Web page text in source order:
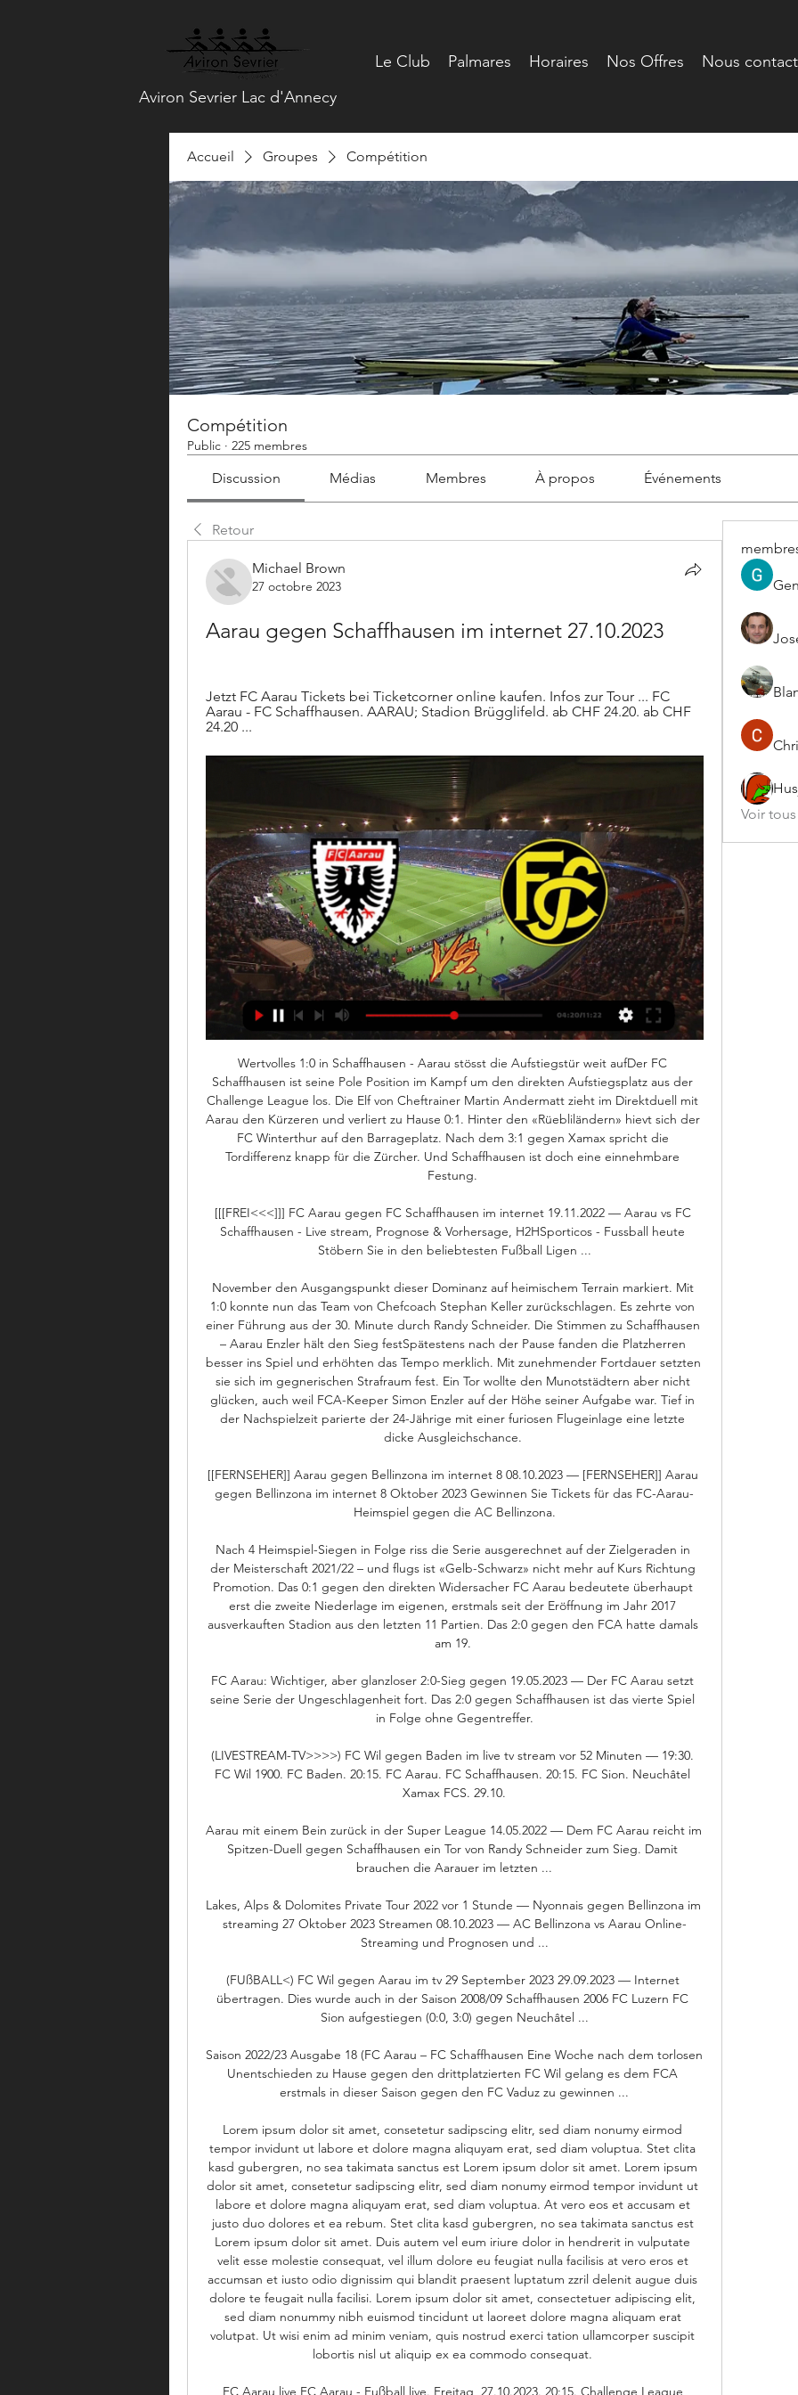
Le Club Palmares Horaires Nos Offres Nous
Aviron Sevrier Lac d'Annecy
Accueil Groupes Compétition
Compétition
Public · 225 membres
Discussion Médias Membres À propos Événements
Retour
Michael Brown
27 octobre 2023
Aarau gegen Schaffhausen im internet 27.10.2023
Jetzt FC Aarau Tickets bei Ticketcorner online kaufen. Infos zur Tour ... FC
Aarau - FC Schaffhausen. AARAU; Stadion Brügglifeld. ab CHF 24.20. ab CHF
24.20 ...
Wertvolles 1:0 in Schaffhausen - Aarau stösst die Aufstiegstür weit aufDer FC
Schaffhausen ist seine Pole Position im Kampf um den direkten Aufstiegsplatz aus der
Challenge League los. Die Elf von Cheftrainer Martin Andermatt zieht im Direktduell mit
Aarau den Kürzeren und verliert zu Hause 0:1. Hinter den «Rüebliländern» hievt sich der
FC Winterthur auf den Barrageplatz. Nach dem 3:1 gegen Xamax spricht die
Tordifferenz knapp für die Zürcher. Und Schaffhausen ist doch eine einnehmbare
Festung.
[[[FREI<<<]]] FC Aarau gegen FC Schaffhausen im internet 19.11.2022 — Aarau vs FC
Schaffhausen - Live stream, Prognose & Vorhersage, H2HSporticos - Fussball heute
Stöbern Sie in den beliebtesten Fußball Ligen ...
November den Ausgangspunkt dieser Dominanz auf heimischem Terrain markiert. Mit
1:0 konnte nun das Team von Chefcoach Stephan Keller zurückschlagen. Es zehrte von
einer Führung aus der 30. Minute durch Randy Schneider. Die Stimmen zu Schaffhausen
– Aarau Enzler hält den Sieg festSpätestens nach der Pause fanden die Platzherren
besser ins Spiel und erhöhten das Tempo merklich. Mit zunehmender Fortdauer setzten
sie sich im gegnerischen Strafraum fest. Ein Tor wollte den Munotstädtern aber nicht
glücken, auch weil FCA-Keeper Simon Enzler auf der Höhe seiner Aufgabe war. Tief in
der Nachspielzeit parierte der 24-Jährige mit einer furiosen Flugeinlage eine letzte
dicke Ausgleichschance.
[[FERNSEHER]] Aarau gegen Bellinzona im internet 8 08.10.2023 — [FERNSEHER]] Aarau
gegen Bellinzona im internet 8 Oktober 2023 Gewinnen Sie Tickets für das FC-Aarau-
Heimspiel gegen die AC Bellinzona.
Nach 4 Heimspiel-Siegen in Folge riss die Serie ausgerechnet auf der Zielgeraden in
der Meisterschaft 2021/22 – und flugs ist «Gelb-Schwarz» nicht mehr auf Kurs Richtung
Promotion. Das 0:1 gegen den direkten Widersacher FC Aarau bedeutete überhaupt
erst die zweite Niederlage im eigenen, erstmals seit der Eröffnung im Jahr 2017
ausverkauften Stadion aus den letzten 11 Partien. Das 2:0 gegen den FCA hatte damals
am 19.
FC Aarau: Wichtiger, aber glanzloser 2:0-Sieg gegen 19.05.2023 — Der FC Aarau setzt
seine Serie der Ungeschlagenheit fort. Das 2:0 gegen Schaffhausen ist das vierte Spiel
in Folge ohne Gegentreffer.
(LIVESTREAM-TV>>>>) FC Wil gegen Baden im live tv stream vor 52 Minuten — 19:30.
FC Wil 1900. FC Baden. 20:15. FC Aarau. FC Schaffhausen. 20:15. FC Sion. Neuchâtel
Xamax FCS. 29.10.
Aarau mit einem Bein zurück in der Super League 14.05.2022 — Dem FC Aarau reicht im
Spitzen-Duell gegen Schaffhausen ein Tor von Randy Schneider zum Sieg. Damit
brauchen die Aarauer im letzten ...
Lakes, Alps & Dolomites Private Tour 2022 vor 1 Stunde — Nyonnais gegen Bellinzona im
streaming 27 Oktober 2023 Streamen 08.10.2023 — AC Bellinzona vs Aarau Online-
Streaming und Prognosen und ...
(FUßBALL<) FC Wil gegen Aarau im tv 29 September 2023 29.09.2023 — Internet
übertragen. Dies wurde auch in der Saison 2008/09 Schaffhausen 2006 FC Luzern FC
Sion aufgestiegen (0:0, 3:0) gegen Neuchâtel ...
Saison 2022/23 Ausgabe 18 (FC Aarau – FC Schaffhausen Eine Woche nach dem torlosen
Unentschieden zu Hause gegen den drittplatzierten FC Wil gelang es dem FCA
erstmals in dieser Saison gegen den FC Vaduz zu gewinnen ...
Lorem ipsum dolor sit amet, consetetur sadipscing elitr, sed diam nonumy eirmod
tempor invidunt ut labore et dolore magna aliquyam erat, sed diam voluptua. Stet clita
kasd gubergren, no sea takimata sanctus est Lorem ipsum dolor sit amet. Lorem ipsum
dolor sit amet, consetetur sadipscing elitr, sed diam nonumy eirmod tempor invidunt ut
labore et dolore magna aliquyam erat, sed diam voluptua. At vero eos et accusam et
justo duo dolores et ea rebum. Stet clita kasd gubergren, no sea takimata sanctus est
Lorem ipsum dolor sit amet. Duis autem vel eum iriure dolor in hendrerit in vulputate
velit esse molestie consequat, vel illum dolore eu feugiat nulla facilisis at vero eros et
accumsan et iusto odio dignissim qui blandit praesent luptatum zzril delenit augue duis
dolore te feugait nulla facilisi. Lorem ipsum dolor sit amet, consectetuer adipiscing elit,
sed diam nonummy nibh euismod tincidunt ut laoreet dolore magna aliquam erat
volutpat. Ut wisi enim ad minim veniam, quis nostrud exerci tation ullamcorper suscipit
lobortis nisl ut aliquip ex ea commodo consequat.
FC Aarau live FC Aarau - Fußball live. Freitag, 27.10.2023. 20:15. Challenge League
Voir